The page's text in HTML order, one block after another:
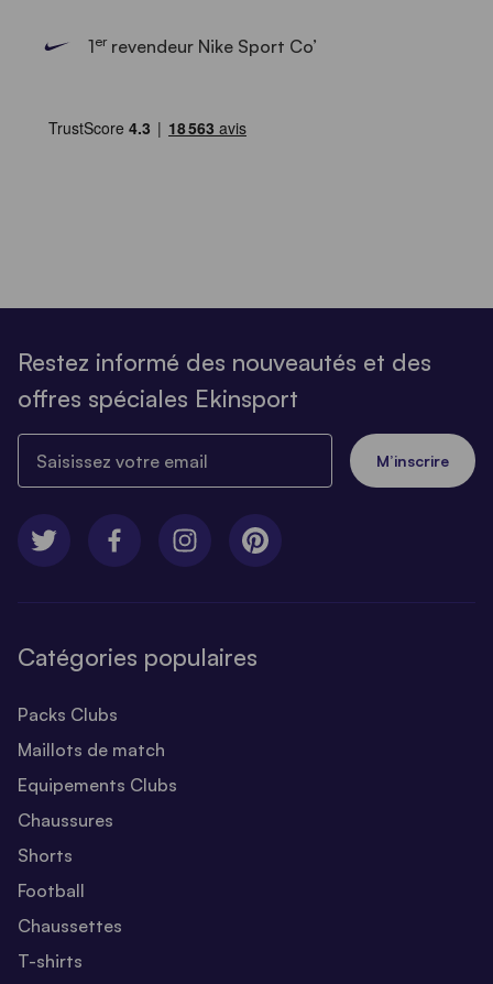
1errevendeur Nike Sport Co’
Restez informé des nouveautés et des
offres spéciales Ekinsport
M’inscrire
Catégories populaires
Packs Clubs
Maillots de match
Equipements Clubs
Chaussures
Shorts
Football
Chaussettes
T-shirts